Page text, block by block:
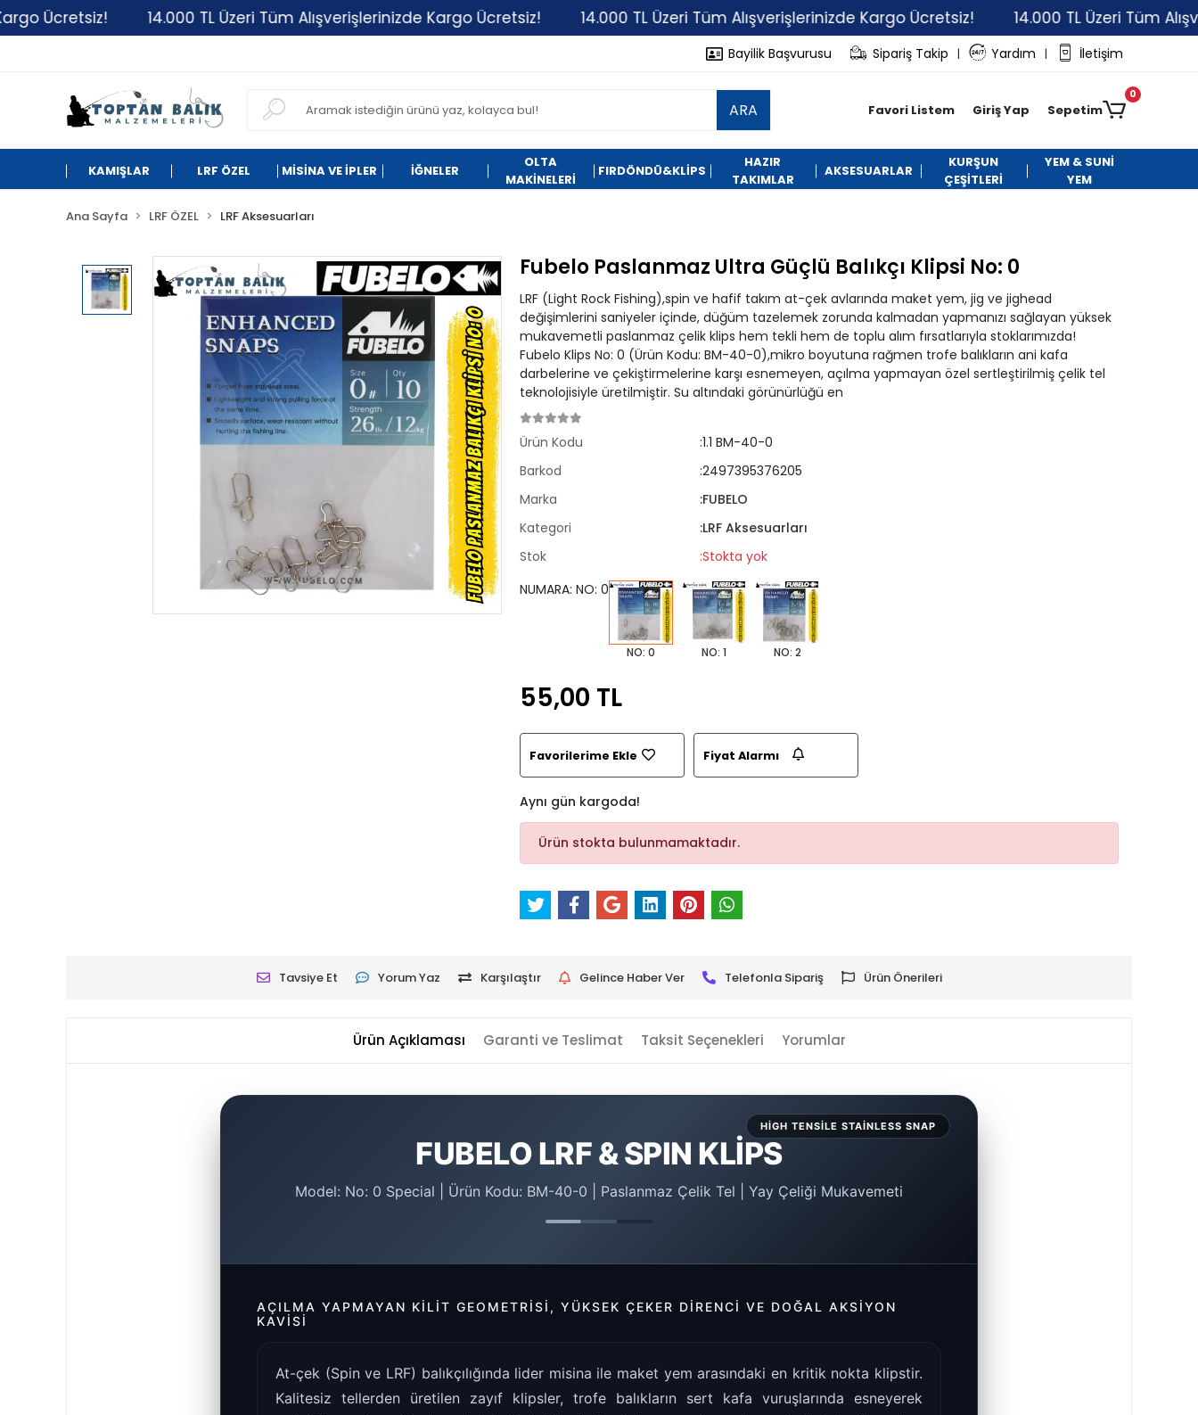
14.000 TL Üzeri Tüm Alışverişlerinizde Kargo Ücretsiz! 14.000 TL Üzeri Tüm Alışverişlerinizde Kargo Ücretsiz! 14.000 TL Üzeri Tüm
Bayilik Başvurusu Sipariş Takip | Yardım | İletişim
ARA Favori Listem Giriş Yap Sepetim
0
KAMIŞLAR LRF ÖZEL MİSİNA VE İPLER İĞNELER
OLTA
MAKİNELERİ
FIRDÖNDÜ&KLİPS
HAZIR
TAKIMLAR
AKSESUARLAR
KURŞUN
ÇEŞİTLERİ
YEM & SUNİ
YEM
Ana Sayfa LRF ÖZEL LRF Aksesuarları
Fubelo Paslanmaz Ultra Güçlü Balıkçı Klipsi No: 0
LRF (Light Rock Fishing),spin ve hafif takım at-çek avlarında maket yem, jig ve jighead
değişimlerini saniyeler içinde, düğüm tazelemek zorunda kalmadan yapmanızı sağlayan yüksek
mukavemetli paslanmaz çelik klips hem tekli hem de toplu alım fırsatlarıyla stoklarımızda!
Fubelo Klips No: 0 (Ürün Kodu: BM-40-0),mikro boyutuna rağmen trofe balıkların ani kafa
darbelerine ve çekiştirmelerine karşı esnemeyen, açılma yapmayan özel sertleştirilmiş çelik tel
teknolojisiyle üretilmiştir. Su altındaki görünürlüğü en
Ürün Kodu
:1.1 BM-40-0
Barkod
:2497395376205
Marka
:FUBELO
Kategori
:LRF Aksesuarları
Stok
:Stokta yok
NUMARA: NO: 0
NO: 0 NO: 1 NO: 2
55,00 TL
Favorilerime Ekle Fiyat Alarmı
Aynı gün kargoda!
Ürün stokta bulunmamaktadır.
Tavsiye Et Yorum Yaz Karşılaştır Gelince Haber Ver Telefonla Sipariş Ürün Önerileri
Ürün Açıklaması Garanti ve Teslimat Taksit Seçenekleri Yorumlar
HIGH TENSILE STAINLESS SNAP
FUBELO LRF & SPIN KLİPS
Model: No: 0 Special | Ürün Kodu: BM-40-0 | Paslanmaz Çelik Tel | Yay Çeliği Mukavemeti
AÇILMA YAPMAYAN KILIT GEOMETRISI, YÜKSEK ÇEKER DIRENCI VE DOĞAL AKSIYON
KAVISI
At-çek (Spin ve LRF) balıkçılığında lider misina ile maket yem arasındaki en kritik nokta klipstir.
Kalitesiz tellerden üretilen zayıf klipsler, trofe balıkların sert kafa vuruşlarında esneyerek